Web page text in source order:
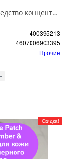
Циперметрин Профессиональное средство концентрат эмульсии 25% для уничтожения тараканов, мух,комаров, блох, клопов, муравьев, ос 50 мл
400395213
4607006903395
Прочие
Скидка!